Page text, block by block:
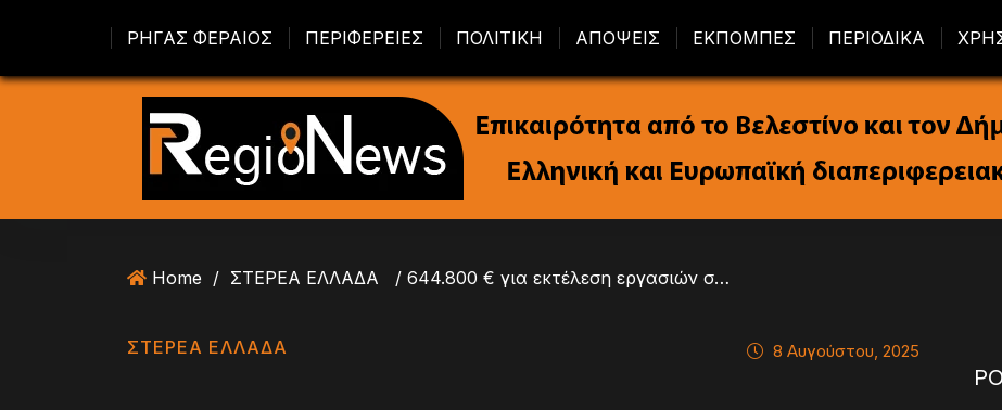
ΡΗΓΑΣ ΦΕΡΑΙΟΣ ΠΕΡΙΦΕΡΕΙΕΣ ΠΟΛΙΤΙΚΗ ΑΠΟΨΕΙΣ ΕΚΠΟΜΠΕΣ ΠΕΡΙΟΔΙΚΑ
Home / ΣΤΕΡΕΑ ΕΛΛΑΔΑ / 644.800 € για εκτέλεση εργασιών στην Παλαιά Γέφυρα Ευρίπου
ΣΤΕΡΕΑ ΕΛΛΑΔΑ 8 Αυγούστου, 2025